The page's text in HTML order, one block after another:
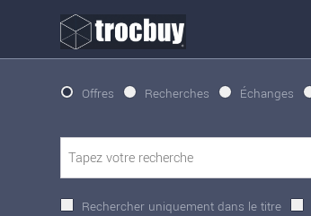
Offres Recherches Échanges
Rechercher uniquement dans le titre